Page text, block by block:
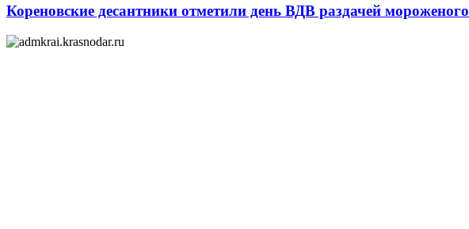
Кореновские десантники отметили день ВДВ раздачей мороженого